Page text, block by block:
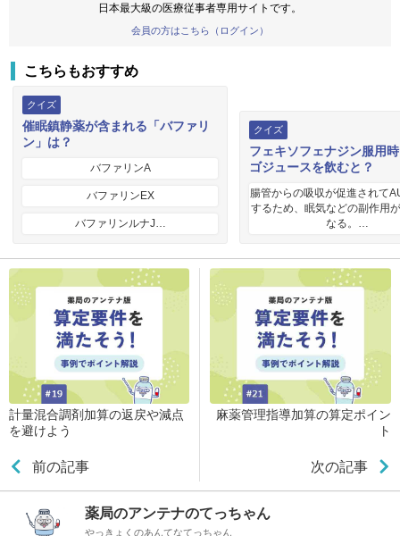
日本最大級の医療従事者専用サイトです。
会員の方はこちら（ログイン）
こちらもおすすめ
クイズ
催眠鎮静薬が含まれる「バファリ
ン」は？
バファリンA
バファリンEX
バファリンルナJ…
クイズ
フェキソフェナジン服用
ゴジュースを飲むと？
腸管からの吸収が促進されて
するため、眠気などの副作用
なる。…
計量混合調剤加算の返戻や減点
を避けよう
前の記事
麻薬管理指導加算の算定ポイン
ト
次の記事
薬局のアンテナのてっちゃん
やっきょくのあんてなてっちゃん